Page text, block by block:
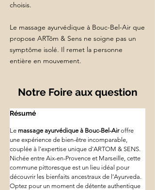
choisis.
Le massage ayurvédique à Bouc-Bel-Air que
propose ARTôm & Sens ne soigne pas un
symptôme isolé. Il remet la personne
entière en mouvement.
Notre Foire aux question
Résumé
Le massage ayurvédique à Bouc-Bel-Air offre
une expérience de bien-être incomparable,
couplée à l'expertise unique d'ARTOM & SENS.
Nichée entre Aix-en-Provence et Marseille, cette
commune pittoresque est un lieu idéal pour
découvrir les bienfaits ancestraux de l’Ayurveda.
Optez pour un moment de détente authentique